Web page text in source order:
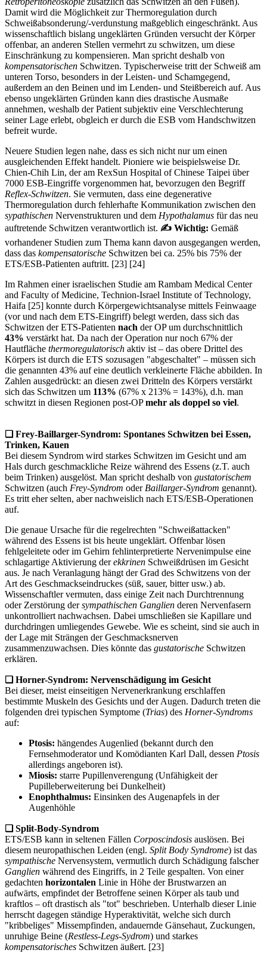
Damit wird die Möglichkeit zur Thermoregulation durch
Schweißabsonderung/-verdunstung maßgeblich eingeschränkt. Aus
wissenschaftlich bislang ungeklärten Gründen versucht der Körper
offenbar, an anderen Stellen vermehrt zu schwitzen, um diese
Einschränkung zu kompensieren. Man spricht deshalb von
kompensatorischen Schwitzen. Typischerweise tritt der Schweiß am
unteren Torso, besonders in der Leisten- und Schamgegend,
außerdem an den Beinen und im Lenden- und Steißbereich auf. Aus
ebenso ungeklärten Gründen kann dies drastische Ausmaße
annehmen, weshalb der Patient subjektiv eine Verschlechterung
seiner Lage erlebt, obgleich er durch die ESB vom Handschwitzen
befreit wurde.
Neuere Studien legen nahe, dass es sich nicht nur um einen
ausgleichenden Effekt handelt. Pioniere wie beispielsweise Dr.
Chien-Chih Lin, der am RexSun Hospital of Chinese Taipei über
7000 ESB-Eingriffe vorgenommen hat, bevorzugen den Begriff
Reflex-Schwitzen. Sie vermuten, dass eine degenerative
Thermoregulation durch fehlerhafte Kommunikation zwischen den
sypathischen Nervenstrukturen und dem Hypothalamus für das neu
auftretende Schwitzen verantwortlich ist. ✍ Wichtig: Gemäß
vorhandener Studien zum Thema kann davon ausgegangen werden,
dass das kompensatorische Schwitzen bei ca. 25% bis 75% der
ETS/ESB-Patienten auftritt. [23] [24]
Im Rahmen einer israelischen Studie am Rambam Medical Center
and Faculty of Medicine, Technion-Israel Institute of Technology,
Haifa [25] konnte durch Körpergewichtsanalyse mittels Feinwaage
(vor und nach dem ETS-Eingriff) belegt werden, dass sich das
Schwitzen der ETS-Patienten nach der OP um durchschnittlich
43% verstärkt hat. Da nach der Operation nur noch 67% der
Hautfläche thermoregulatorisch aktiv ist – das obere Drittel des
Körpers ist durch die ETS sozusagen "abgeschaltet" – müssen sich
die genannten 43% auf eine deutlich verkleinerte Fläche abbilden. In
Zahlen ausgedrückt: an diesen zwei Dritteln des Körpers verstärkt
sich das Schwitzen um 113% (67% x 213% = 143%), d.h. man
schwitzt in diesen Regionen post-OPmehr als doppel so viel.
❏ Frey-Baillarger-Syndrom: Spontanes Schwitzen bei Essen,
Trinken, Kauen
Bei diesem Syndrom wird starkes Schwitzen im Gesicht und am
Hals durch geschmackliche Reize während des Essens (z.T. auch
beim Trinken) ausgelöst. Man spricht deshalb von gustatorischem
Schwitzen (auch Frey-Syndrom oder Baillarger-Syndrom genannt).
Es tritt eher selten, aber nachweislich nach ETS/ESB-Operationen
auf.
Die genaue Ursache für die regelrechten "Schweißattacken"
während des Essens ist bis heute ungeklärt. Offenbar lösen
fehlgeleitete oder im Gehirn fehlinterpretierte Nervenimpulse eine
schlagartige Aktivierung derekkrinen Schweißdrüsen im Gesicht
aus. Je nach Veranlagung hängt der Grad des Schwitzens von der
Art des Geschmackseindruckes (süß, sauer, bitter usw.) ab.
Wissenschaftler vermuten, dass einige Zeit nach Durchtrennung
oder Zerstörung dersympathischen Ganglien deren Nervenfasern
unkontrolliert nachwachsen. Dabei umschließen sie Kapillare und
durchdringen umliegendes Gewebe. Wie es scheint, sind sie auch in
der Lage mit Strängen der Geschmacksnerven
zusammenzuwachsen. Dies könnte das gustatorische Schwitzen
erklären.
❏ Horner-Syndrom: Nervenschädigung im Gesicht
Bei dieser, meist einseitigen Nervenerkrankung erschlaffen
bestimmte Muskeln des Gesichts und der Augen. Dadurch treten die
folgenden drei typischen Symptome (Trias) des Horner-Syndroms
auf:
Ptosis: hängendes Augenlied (bekannt durch den
Fernsehmoderator und Komödianten Karl Dall, dessen Ptosis
allerdings angeboren ist).
Miosis: starre Pupillenverengung (Unfähigkeit der
Pupilleberweiterung bei Dunkelheit)
Enophthalmus: Einsinken des Augenapfels in der
Augenhöhle
❏ Split-Body-Syndrom
ETS/ESB kann in seltenen Fällen Corposcindosis auslösen. Bei
diesem neuropathischen Leiden (engl. Split Body Syndrome) ist das
sympathische Nervensystem, vermutlich durch Schädigung falscher
Ganglien während des Eingriffs, in 2 Teile gespalten. Von einer
gedachten horizontalen Linie in Höhe der Brustwarzen an
aufwärts, empfindet der Betroffene seinen Körper als taub und
kraftlos – oft drastisch als "tot" beschrieben. Unterhalb dieser Linie
herrscht dagegen ständige Hyperaktivität, welche sich durch
"kribbeliges" Missempfinden, andauernde Gänsehaut, Zuckungen,
unruhige Beine (Restless-Legs-Sydrom) und starkes
kompensatorisches Schwitzen äußert. [23]